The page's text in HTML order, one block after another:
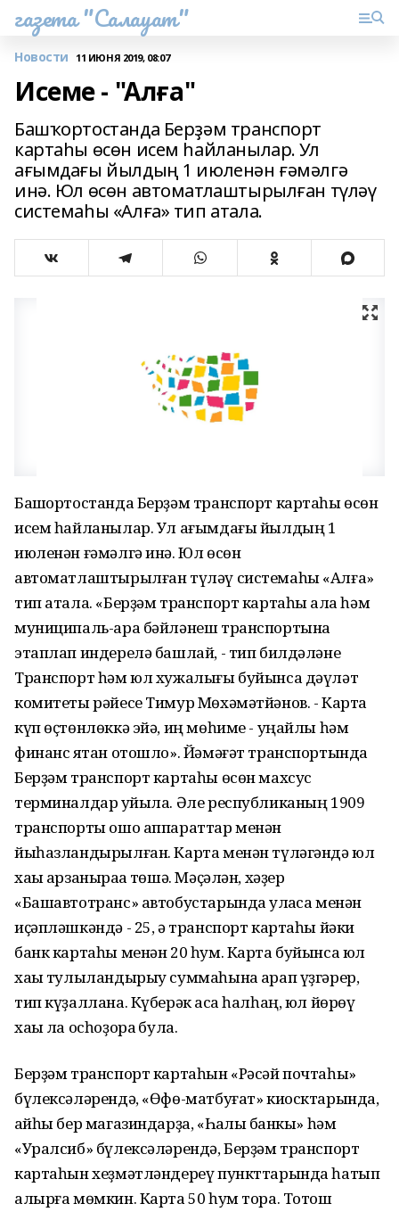
газета "Салауат"
Новости 11 ИЮНЯ 2019, 08:07
Исеме - "Алға"
Башҡортостанда Берҙәм транспорт
картаһы өсөн исем һайланылар. Ул
ағымдағы йылдың 1 июленән ғәмәлгә
инә. Юл өсөн автоматлаштырылған түләү
системаһы «Алға» тип атала.
Башҡортостанда Берҙәм транспорт картаһы өсөн
исем һайланылар. Ул ағымдағы йылдың 1
июленән ғәмәлгә инә. Юл өсөн
автоматлаштырылған түләү системаһы «Алға»
тип атала. «Берҙәм транспорт картаһы ҡала һәм
муниципаль-ара бәйләнеш транспортына
этаплап индерелә башлай, - тип билдәләне
Транспорт һәм юл хужалығы буйынса дәүләт
комитеты рәйесе Тимур Мөхәмәтйәнов. - Карта
күп өҫтөнлөккә эйә, иң мөһиме - уңайлы һәм
финанс яҡтан отошло». Йәмәғәт транспортында
Берҙәм транспорт картаһы өсөн махсус
терминалдар ҡуйыла. Әле республиканың 1909
транспорты ошо аппараттар менән
йыһазландырылған. Карта менән түләгәндә юл
хаҡы арзаныраҡҡа төшә. Мәҫәлән, хәҙер
«Башавтотранс» автобустарында ҡулаҡса менән
иҫәпләшкәндә - 25, ә транспорт картаһы йәки
банк картаһы менән 20 һум. Карта буйынса юл
хаҡы тулыландырыу суммаһына ҡарап үҙгәрер,
тип күҙаллана. Күберәк аҡса һалһаң, юл йөрөү
хаҡы ла осһоҙораҡ була.
Берҙәм транспорт картаһын «Рәсәй почтаһы»
бүлексәләрендә, «Өфө-матбуғат» киосктарында,
ҡайһы бер магазиндарҙа, «Һаҡлыҡ банкы» һәм
«Уралсиб» бүлексәләрендә, Берҙәм транспорт
картаһын хеҙмәтләндереү пункттарында һатып
алырға мөмкин. Карта 50 һум тора. Тотош